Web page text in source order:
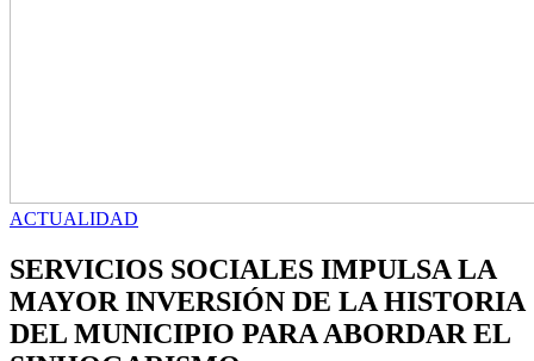
ACTUALIDAD
SERVICIOS SOCIALES IMPULSA LA
MAYOR INVERSIÓN DE LA HISTORIA
DEL MUNICIPIO PARA ABORDAR EL